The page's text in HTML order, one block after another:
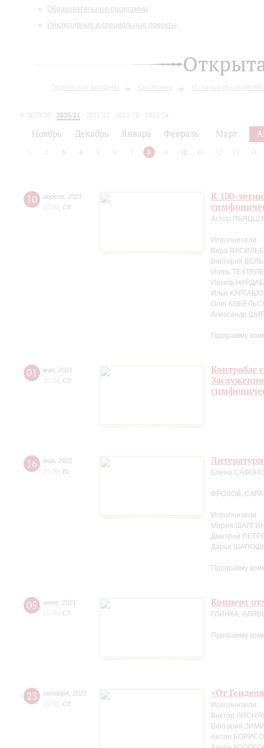
Образовательные программы
Инклюзивные и специальные проекты
Творческие встречи Выставки Издания
2019/20 2020/21 2021/22 2022/23
2023/24
Ноябрь Декабрь Январь Февраль Март
2 3 4 5 6 7 8 9 10 11 12 13 14
10 апреля 2021
15:00 Сб
К 100-
Астор
Исполнители:
Вера
Виктория
Игорь
Иосиф
Илья
Олег
Александр
Программу
01 мая 2021
15:00 Сб
Контрабас
16 мая 2021
15:00 Вс Елена
ФРОЛОВ,
Исполнители:
Мария
Дмитрий
Дарья
Программу
05 июня 2021
15:00 Сб
Концерт
ГЛИНКА,
Программу
23 октября 2021
15:00 Сб
«От
Исполнители:
Виктор
Виктория
Антон